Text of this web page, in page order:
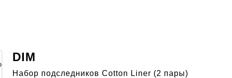
DIM
Набор пoдcлeдников Cotton Liner (2 пары)